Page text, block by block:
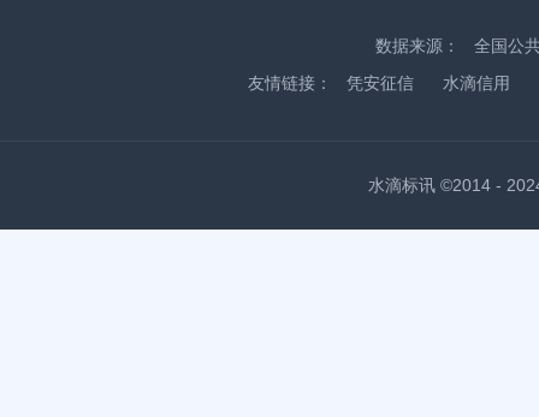
数据来源：
全国公
友情链接：
凭安征信 水滴信用
水滴标讯 ©2014 -